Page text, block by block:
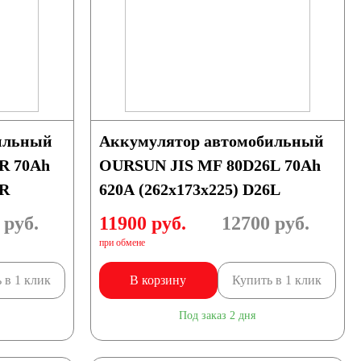
70Ah
руб.
в 1 клик
Аккумулятор автомобильный
OURSUN JIS MF 80D26L 70Ah
620А (262х173х225) D26L
11900 руб.
при обмене
12700 руб.
В корзину Купить в 1 клик
Под заказ 2 дня